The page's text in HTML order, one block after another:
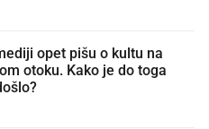
opet pišu o kultu na
otoku. Kako je do toga